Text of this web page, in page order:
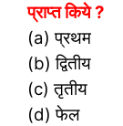
प्राप्त किये ?
(a) प्रथम
(b) द्वितीय
(c) तृतीय
(d) फेल